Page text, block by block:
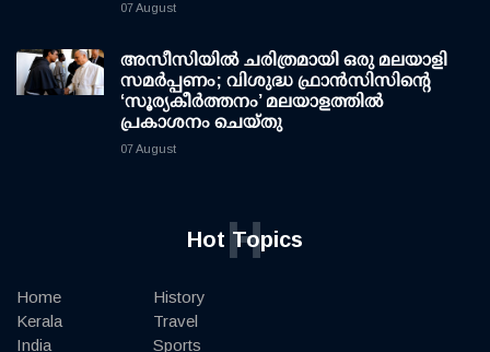
07 August
അസീസിയിൽ ചരിത്രമായി ഒരു മലയാളി
സമർപ്പണം; വിശുദ്ധ ഫ്രാൻസിസിന്റെ
‘സൂര്യകീർത്തനം’ മലയാളത്തിൽ
പ്രകാശനം ചെയ്തു
07 August
Hot Topics
H
Home
Kerala
India
History
Travel
Sports